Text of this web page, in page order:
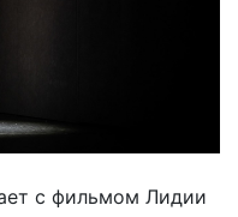
с фильмом Лидии